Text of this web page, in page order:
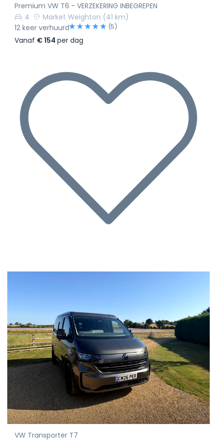
Premium VW T6 - VERZEKERING INBEGREPEN
4
Market Weighton (41 km)
12 keer verhuurd
(5)
Vanaf € 154 per dag
VW Transporter T7